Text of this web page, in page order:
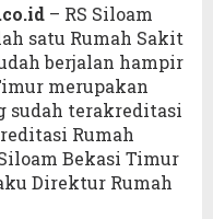
– RS Siloam
satu Rumah Sakit
berjalan hampir
merupakan
sudah terakreditasi
Rumah
Bekasi Timur
Direktur Rumah